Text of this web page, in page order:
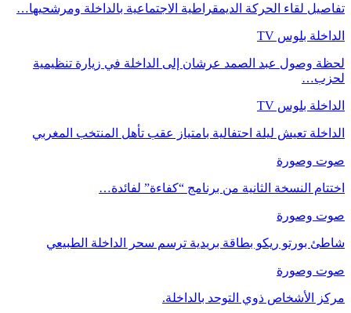
تفاصيل لقاء الحركة الديمقراطية الاجتماعية بالداخلة ومرشحيها…
الداخلة بلوس TV
لحظة وصول عبد الصمد عرشان إلى الداخلة في زيارة تنظيمية
لحزب…
الداخلة بلوس TV
الداخلة تعيش ليلة احتفالية بامتياز عقب تأهل المنتخب المغربي
صوت وصورة
اختتام النسخة الثانية من برنامج “كفاءة” لفائدة…
صوت وصورة
شاطئ بورتو ريكو بطاقة بريدية ترسم سحر الداخلة الطبيعي
صوت وصورة
مركز الأشخاص ذوي التوحد بالداخلة.